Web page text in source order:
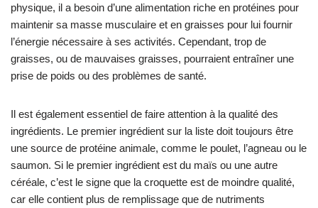
physique, il a besoin d’une alimentation riche en protéines pour
maintenir sa masse musculaire et en graisses pour lui fournir
l’énergie nécessaire à ses activités. Cependant, trop de
graisses, ou de mauvaises graisses, pourraient entraîner une
prise de poids ou des problèmes de santé.
Il est également essentiel de faire attention à la qualité des
ingrédients. Le premier ingrédient sur la liste doit toujours être
une source de protéine animale, comme le poulet, l’agneau ou le
saumon. Si le premier ingrédient est du maïs ou une autre
céréale, c’est le signe que la croquette est de moindre qualité,
car elle contient plus de remplissage que de nutriments